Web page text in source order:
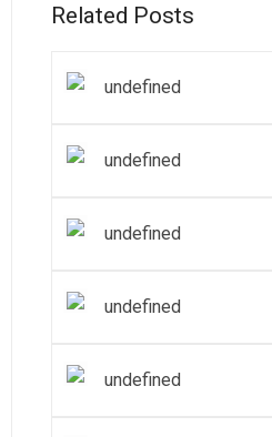
Related Posts
undefined
undefined
undefined
undefined
undefined